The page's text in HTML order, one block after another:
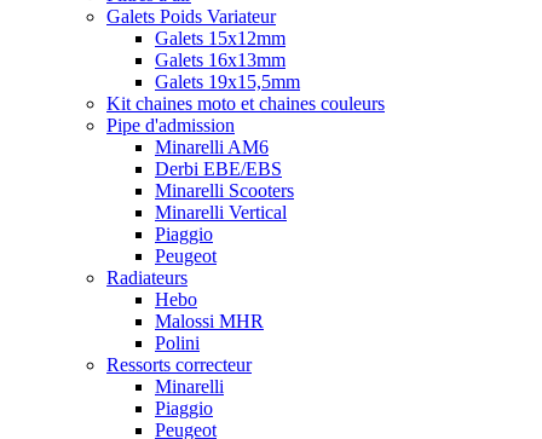
Galets Poids Variateur
Galets 15x12mm
Galets 16x13mm
Galets 19x15,5mm
Kit chaines moto et chaines couleurs
Pipe d'admission
Minarelli AM6
Derbi EBE/EBS
Minarelli Scooters
Minarelli Vertical
Piaggio
Peugeot
Radiateurs
Hebo
Malossi MHR
Polini
Ressorts correcteur
Minarelli
Piaggio
Peugeot